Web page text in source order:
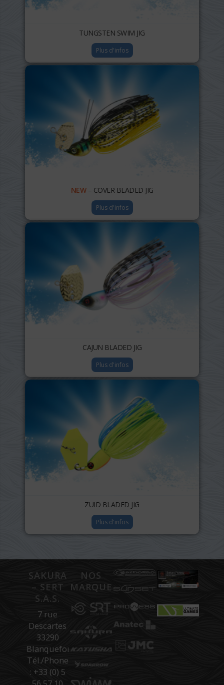
TUNGSTEN SWIM JIG
Plus d'infos
NEW– COVER BLADED JIG
Plus d'infos
CAJUN BLADED JIG
Plus d'infos
ZUID BLADED JIG
Plus d'infos
SAKURA
– SERT
S.A.S.
7 rue
Descartes
33290
Blanquefort
Tél./Phone
: +33 (0) 5
NOS
MARQUES